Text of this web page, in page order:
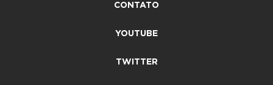
CONTATO
YOUTUBE
TWITTER